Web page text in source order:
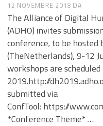
12 NOVEMBRE 2018 DA
The Alliance of Digital
(ADHO) invites
conference, to be
(TheNetherlands), 9-12
workshops are
2019.http://
submitted via
ConfTool: https://
*Conference Theme* …